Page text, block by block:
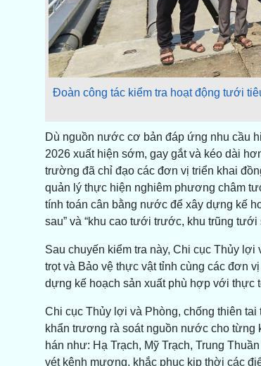
Đoàn công tác kiểm tra hoạt động tưới
Dù nguồn nước cơ bản đáp ứng nhu cầu
2026 xuất hiện sớm, gay gắt và kéo dài
trường đã chỉ đạo các đơn vị triển khai
quản lý thực hiện nghiêm phương châm
tính toán cân bằng nước để xây dựng kế
sau” và “khu cao tưới trước, khu trũng tưới
Sau chuyến kiểm tra này, Chi cục Thủy
trọt và Bảo vệ thực vật tỉnh cùng các đơn
dựng kế hoạch sản xuất phù hợp với thực
Chi cục Thủy lợi và Phòng, chống thiên
khẩn trương rà soát nguồn nước cho từng
hán như: Hạ Trạch, Mỹ Trạch, Trung
vét kênh mương, khắc phục kịp thời các